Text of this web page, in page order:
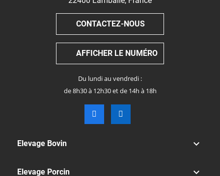
CONTACTEZ-NOUS
AFFICHER LE NUMÉRO
Du lundi au vendredi :
de 8h30 à 12h30 et de 14h à 18h
Elevage Bovin 
Elevage Porcin 